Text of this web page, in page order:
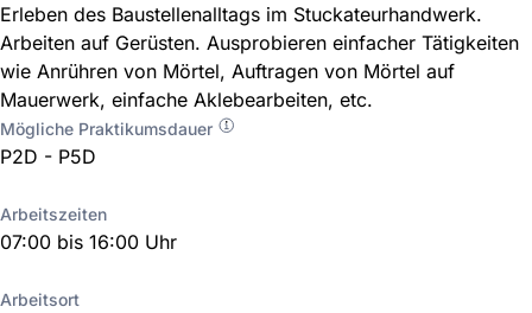
Erleben des Baustellenalltags im Stuckateurhandwerk.
Arbeiten auf Gerüsten. Ausprobieren einfacher Tätigkeiten
wie Anrühren von Mörtel, Auftragen von Mörtel auf
Mauerwerk, einfache Aklebearbeiten, etc.
Mögliche Praktikumsdauer
P2D - P5D
Arbeitszeiten
07:00 bis 16:00 Uhr
Arbeitsort